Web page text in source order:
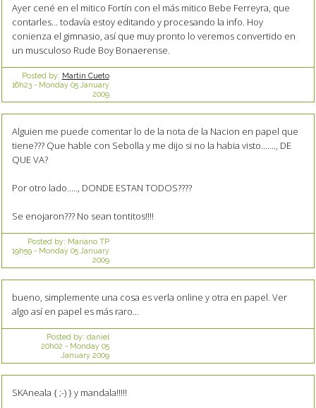
Ayer cené en el mitico Fortín con el más mitico Bebe Ferreyra, que
contarles... todavía estoy editando y procesando la info. Hoy
conienza el gimnasio, así que muy pronto lo veremos convertido en
un musculoso Rude Boy Bonaerense.
Posted by: Martin Cueto
16h23- Monday 05 January
2009
Alguien me puede comentar lo de la nota de la Nacion en papel que
tiene??? Que hable con Sebolla y me dijo si no la habia visto......., DE
QUE VA?
Por otro lado....., DONDE ESTAN TODOS????
Se enojaron??? No sean tontitos!!!!
Posted by: Mariano TP
19h59- Monday 05 January
2009
bueno, simplemente una cosa es verla online y otra en papel. Ver
algo así en papel es más raro...
Posted by: daniel
20h02 - Monday 05
January 2009
SKAneala { ;-) } y mandala!!!!!